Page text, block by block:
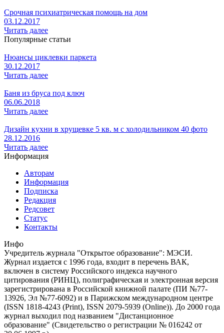
Срочная психиатрическая помощь на дом
03.12.2017
Читать далее
Популярные статьи
Нюансы циклевки паркета
30.12.2017
Читать далее
Баня из бруса под ключ
06.06.2018
Читать далее
Дизайн кухни в хрущевке 5 кв. м с холодильником 40 фото
28.12.2016
Читать далее
Информация
Авторам
Информация
Подписка
Редакция
Редсовет
Статус
Контакты
Инфо
Учредитель журнала "Открытое образование": МЭСИ.
Журнал издается с 1996 года, входит в перечень ВАК,
включен в систему Российского индекса научного
цитирования (РИНЦ), полиграфическая и электронная версия
зарегистрирована в Российской книжной палате (ПИ №77-
13926, Эл №77-6092) и в Парижском международном центре
(ISSN 1818-4243 (Print), ISSN 2079-5939 (Online)). До 2000 года
журнал выходил под названием "Дистанционное
образование" (Свидетельство о регистрации № 016242 от